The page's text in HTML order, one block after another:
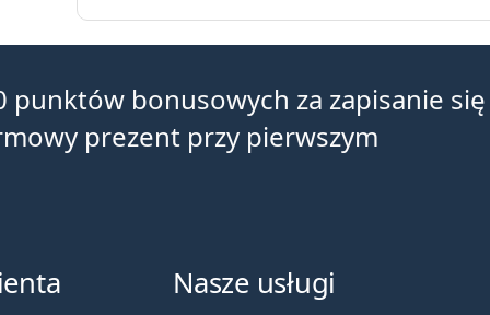
punktów bonusowych za zapisanie się
prezent przy pierwszym
Nasze usługi